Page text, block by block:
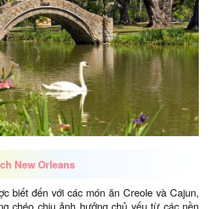
New Orleans
biết đến với các món ăn Creole và Cajun,
chéo chịu ảnh hưởng chủ yếu từ các nền